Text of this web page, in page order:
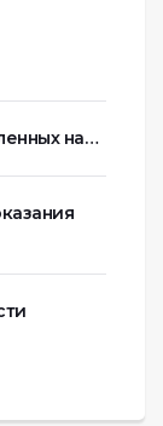
на…